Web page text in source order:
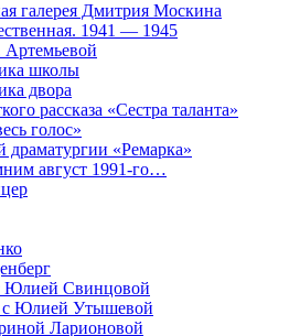
галерея Дмитрия Москина
1941 — 1945
Артемьевой
школы
двора
рассказа «Сестра таланта»
голос»
драматургии «Ремарка»
август 1991-го…
Юлией Свинцовой
с Юлией Утышевой
Ларионовой